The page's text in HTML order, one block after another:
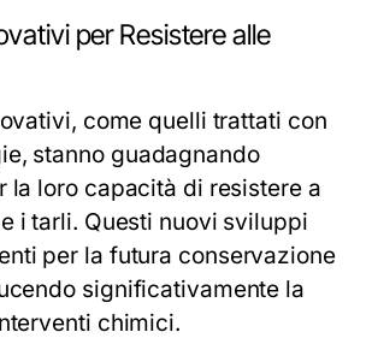
per Resistere alle
come quelli trattati con
stanno guadagnando
la loro capacità di resistere a
i tarli. Questi nuovi sviluppi
per la futura conservazione
significativamente la
chimici.